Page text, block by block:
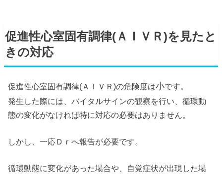
促進性心室固有調律(ＡＩＶＲ)を見たと
きの対応
促進性心室固有調律(ＡＩＶＲ)の危険度は小です。
発生した際には、バイタルサインの観察を行い、循環動
態の変化がなければ特に対応の必要はありません。
しかし、一応Ｄｒへ報告が必要です。
循環動態に変化があった場合や、自覚症状が出現した場